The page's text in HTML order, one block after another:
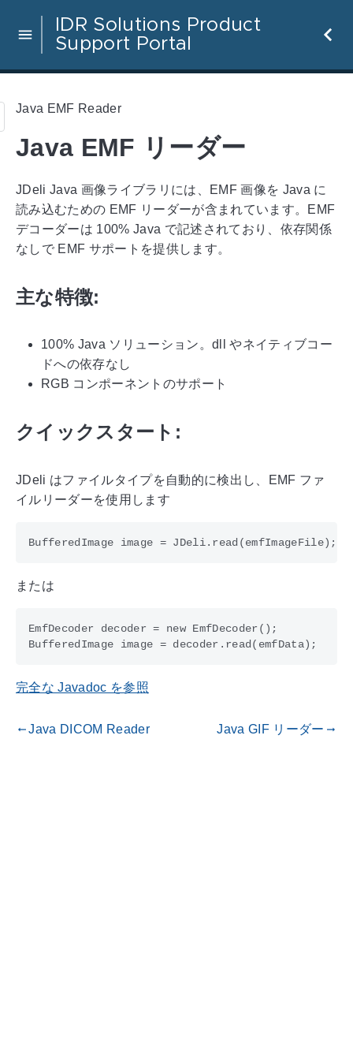
IDR Solutions Product
Support Portal
Java EMF Reader
Java EMF リーダー
JDeli Java 画像ライブラリには、EMF 画像を Java に
読み込むための EMF リーダーが含まれています。EMF
デコーダーは 100% Java で記述されており、依存関係
なしで EMF サポートを提供します。
主な特徴:
100% Java ソリューション。dll やネイティブコー
ドへの依存なし
RGB コンポーネントのサポート
クイックスタート:
JDeli はファイルタイプを自動的に検出し、EMF ファ
イルリーダーを使用します
または
EmfDecoder decoder = new EmfDecoder();
完全な Javadoc を参照
gdoc_arrow_left_altJava DICOM Reader Java GIF リーダー gdoc_arrow_right_alt